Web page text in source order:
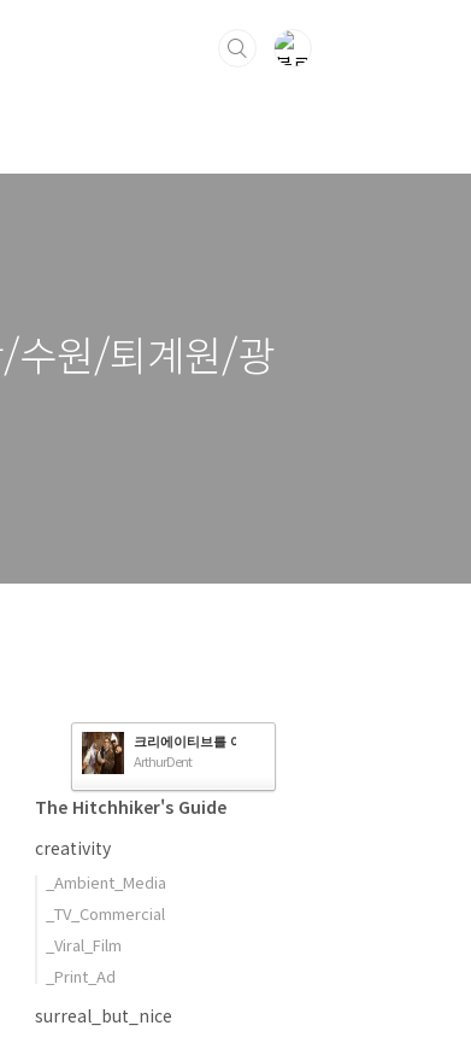
수원/퇴계원/광
크리에이티브를 여행하는 히치하이커를 위한 안내서
ArthurDent
The Hitchhiker's Guide
creativity
_Ambient_Media
_TV_Commercial
_Viral_Film
_Print_Ad
surreal_but_nice